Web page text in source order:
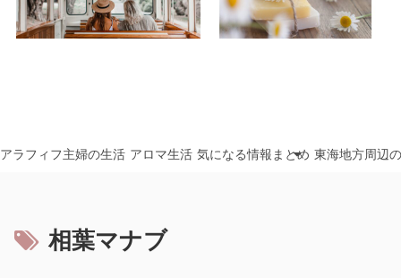
アラフィフ主婦の生活 アロマ生活 気になる情報まとめ 東海地方周辺
相葉マナブ